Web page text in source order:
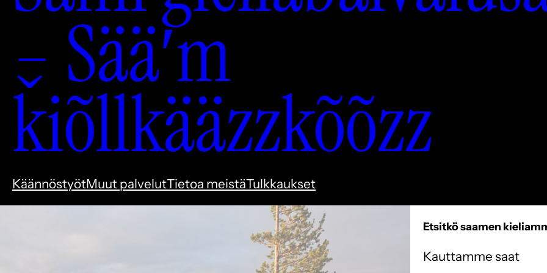
– Sääʹm
ǩiõllkääzzkõõzz
KäännöstyötMuut palvelutTietoa meistäTulkkaukset
Etsitkö saamen
Kauttamme saat